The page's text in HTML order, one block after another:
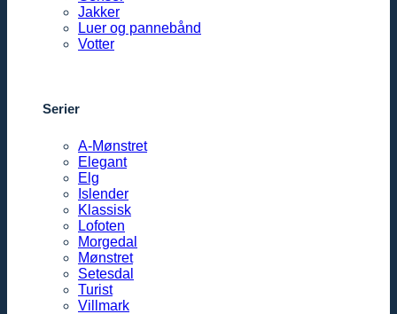
Jakker
Luer og pannebånd
Votter
Serier
A-Mønstret
Elegant
Elg
Islender
Klassisk
Lofoten
Morgedal
Mønstret
Setesdal
Turist
Villmark